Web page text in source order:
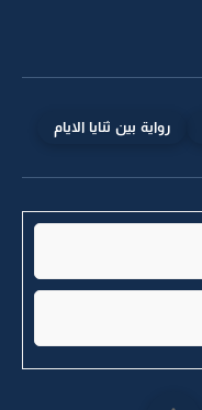
رواية بين ثنايا الايام